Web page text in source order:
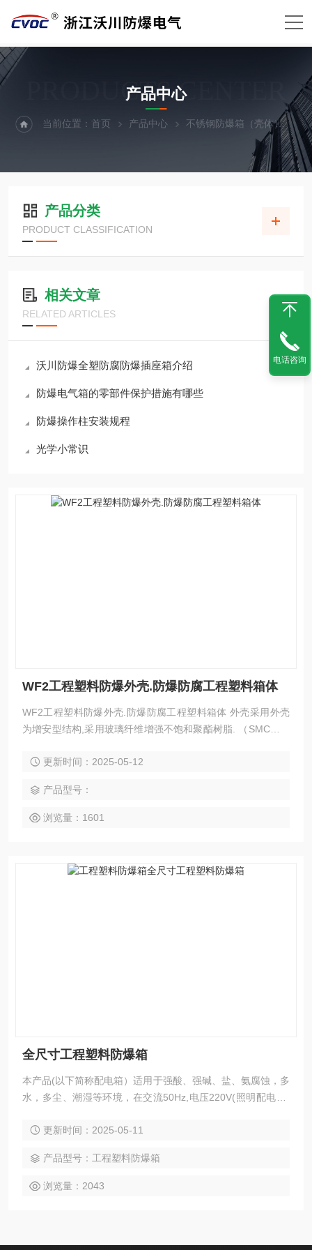
PRODUCTS CENTER
产品中心
当前位置：首页 产品中心 不锈钢防爆箱（壳体）
产品分类
PRODUCT CLASSIFICATION
相关文章
RELATED ARTICLES
沃川防爆全塑防腐防爆插座箱介绍
防爆电气箱的零部件保护措施有哪些
防爆操作柱安装规程
光学小常识
WF2工程塑料防爆外壳.防爆防腐工程塑料箱体
WF2工程塑料防爆外壳.防爆防腐工程塑料箱体 外壳采用外壳
为增安型结构,采用玻璃纤维增强不饱和聚酯树脂. （SMC）压
曲面迷宫式结构,确保了较高的防护等级或ZL102铝合金压铸成
尘，防腐等性能。
更新时间：2025-05-12
产品型号：
浏览量：1601
全尺寸工程塑料防爆箱
本产品(以下简称配电箱）适用于强酸、强碱、盐、氨腐蚀，多
水，多尘、潮湿等环境，在交流50Hz,电压220V(照明配电箱)
的配电或通断之用，还可照明、动力配电混用，并具有过载、
发厂家。
更新时间：2025-05-11
产品型号：工程塑料防爆箱
浏览量：2043
电话咨询